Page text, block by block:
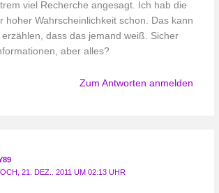
viel Recherche angesagt. Ich hab die
hoher Wahrscheinlichkeit schon. Das kann
dass das jemand weiß. Sicher
aber alles?
Zum Antworten anmelden
21. DEZ.. 2011 UM 02:13 UHR